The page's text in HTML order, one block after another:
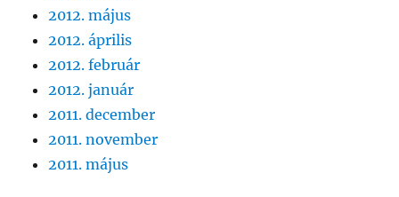
2012. május
2012. április
2012. február
2012. január
2011. december
2011. november
2011. május